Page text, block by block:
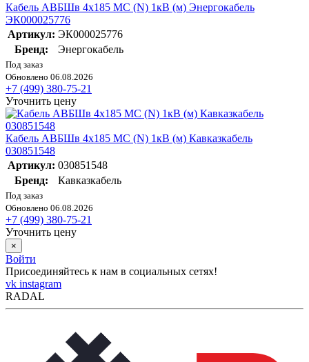
Кабель АВБШв 4х185 МС (N) 1кВ (м) Энергокабель
ЭК000025776
Артикул: ЭК000025776
Бренд:
Энергокабель
Под заказ
Обновлено 06.08.2026
+7 (499) 380-75-21
Уточнить цену
Кабель АВБШв 4х185 МС (N) 1кВ (м) Кавказкабель
030851548
Артикул: 030851548
Бренд:
Кавказкабель
Под заказ
Обновлено 06.08.2026
+7 (499) 380-75-21
Уточнить цену
×
Войти
Присоединяйтесь к нам в социальных сетях!
vk instagram
RADAL